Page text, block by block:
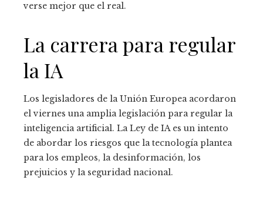
verse mejor que el real.
La carrera para regular
la IA
Los legisladores de la Unión Europea acordaron
el viernes una amplia legislación para regular la
inteligencia artificial. La Ley de IA es un intento
de abordar los riesgos que la tecnología plantea
para los empleos, la desinformación, los
prejuicios y la seguridad nacional.